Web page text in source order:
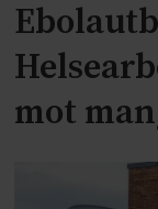
mot